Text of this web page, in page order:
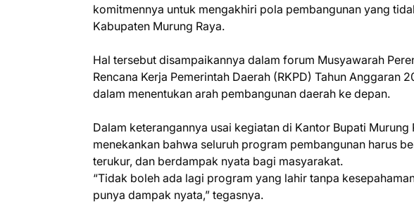
komitmennya untuk mengakhiri pola pembangunan yang
Kabupaten Murung Raya.
Hal tersebut disampaikannya dalam forum Musyawarah
Rencana Kerja Pemerintah Daerah (RKPD) Tahun Anggaran
dalam menentukan arah pembangunan daerah ke depan.
Dalam keterangannya usai kegiatan di Kantor Bupati
menekankan bahwa seluruh program pembangunan harus
terukur, dan berdampak nyata bagi masyarakat.
“Tidak boleh ada lagi program yang lahir tanpa
punya dampak nyata,” tegasnya.